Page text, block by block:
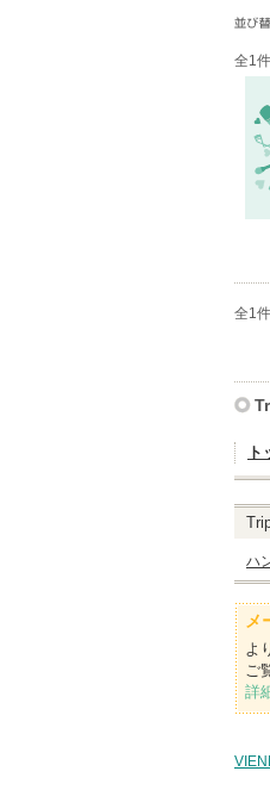
全1
全1
ト
ハ
メ
よ
ご
詳